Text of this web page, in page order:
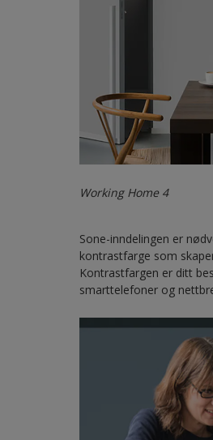
Working Home 4
Sone-inndelingen er
kontrastfarge som
Kontrastfargen er ditt
smarttelefoner og